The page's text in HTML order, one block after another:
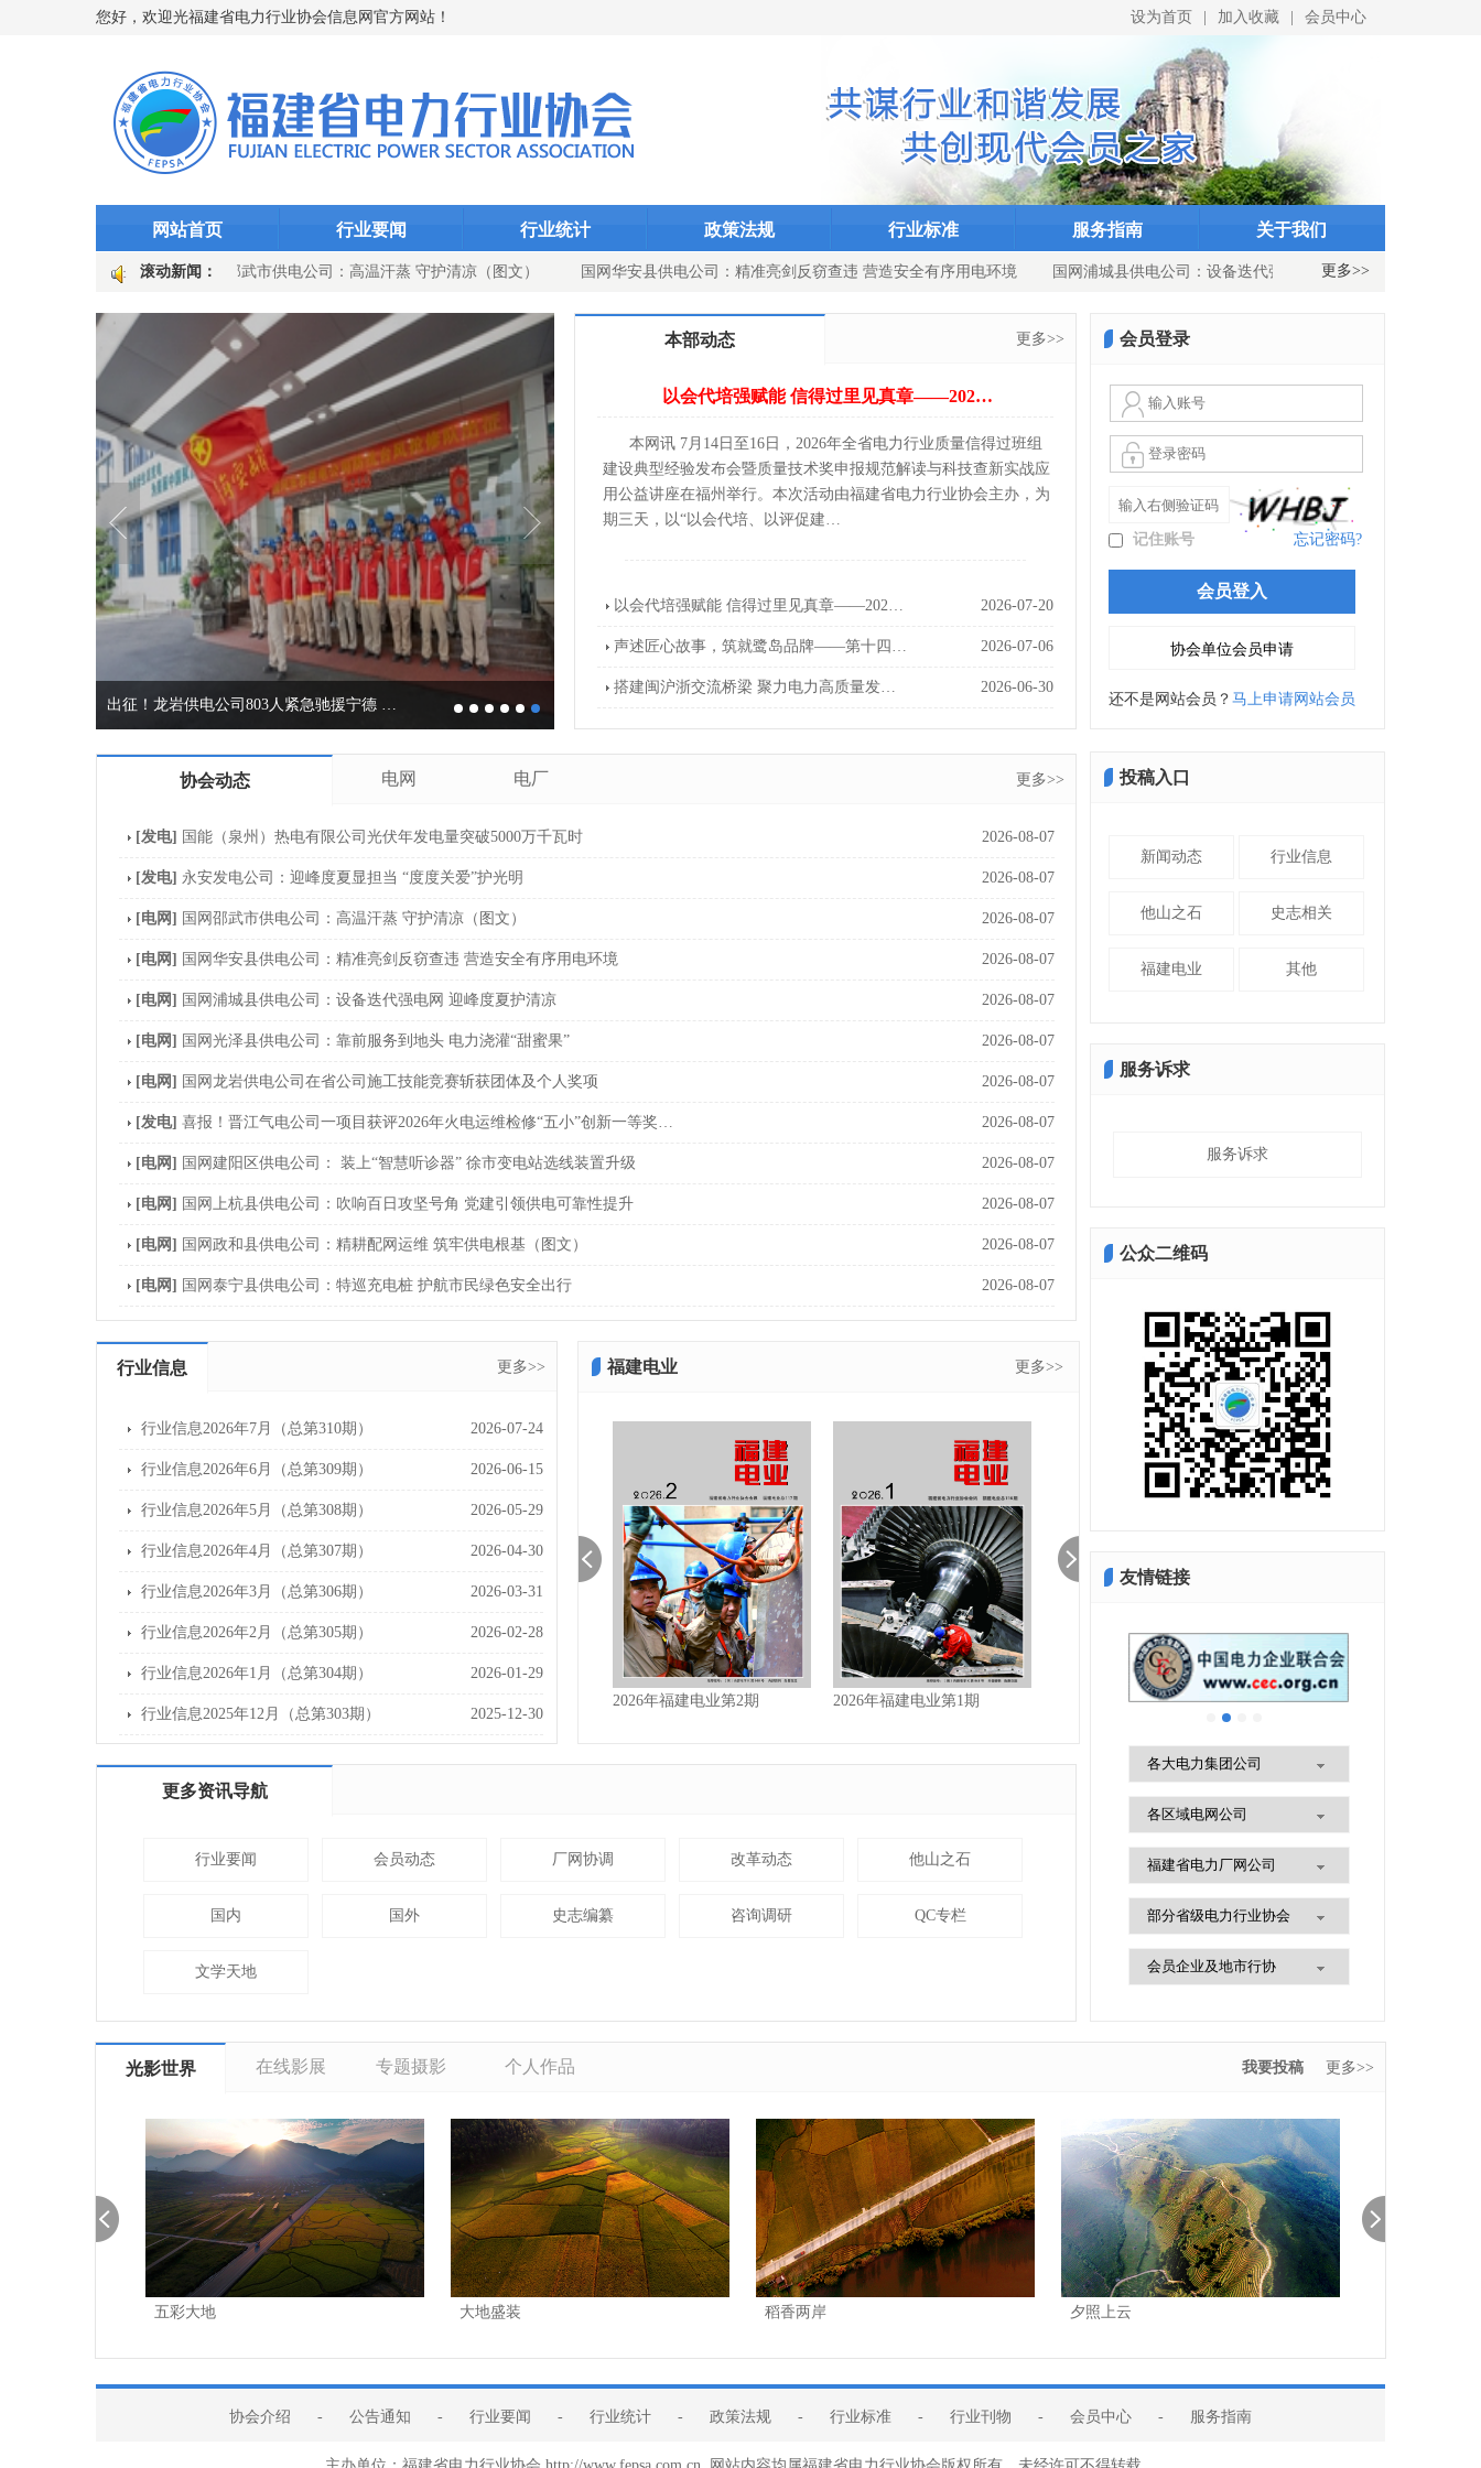
您好，欢迎光福建省电力行业协会信息网官方网站！ 设为首页 加入收藏 会员中心
Dcms_indexID}
Dcms_indexID}
Dcms_indexID}
2
网站首页 行业要闻 行业统计 政策法规 行业标准 服务指南 关于我们
更多>>
滚动新闻：
国网邵武市供电公司：高温汗蒸 守护清凉（图文） 国网华安县供电公司：精准亮剑反窃查违 营造安全有序用电环境 国网浦城县供电公司：设备迭代强电网 迎峰度夏护清凉
百日攻坚号角 党建引领供电可靠性提升
出征！龙岩供电公司803人紧急驰援宁德 …
本部动态 更多>>
以会代培强赋能 信得过里见真章——202…
本网讯 7月14日至16日，2026年全省电力行业质量信得过班组
建设典型经验发布会暨质量技术奖申报规范解读与科技查新实战应
用公益讲座在福州举行。本次活动由福建省电力行业协会主办，为
期三天，以“以会代培、以评促建…
2026-07-20
以会代培强赋能 信得过里见真章——202…
2026-07-06
声述匠心故事，筑就鹭岛品牌——第十四…
2026-06-30
搭建闽沪浙交流桥梁 聚力电力高质量发…
协会动态 电网 电厂 更多>>
2026-08-07
[发电] 国能（泉州）热电有限公司光伏年发电量突破5000万千瓦时
2026-08-07
[发电] 永安发电公司：迎峰度夏显担当 “度度关爱”护光明
2026-08-07
[电网] 国网邵武市供电公司：高温汗蒸 守护清凉（图文）
2026-08-07
[电网] 国网华安县供电公司：精准亮剑反窃查违 营造安全有序用电环境
2026-08-07
[电网] 国网浦城县供电公司：设备迭代强电网 迎峰度夏护清凉
2026-08-07
[电网] 国网光泽县供电公司：靠前服务到地头 电力浇灌“甜蜜果”
2026-08-07
[电网] 国网龙岩供电公司在省公司施工技能竞赛斩获团体及个人奖项
2026-08-07
[发电] 喜报！晋江气电公司一项目获评2026年火电运维检修“五小”创新一等奖…
2026-08-07
[电网] 国网建阳区供电公司： 装上“智慧听诊器” 徐市变电站选线装置升级
2026-08-07
[电网] 国网上杭县供电公司：吹响百日攻坚号角 党建引领供电可靠性提升
2026-08-07
[电网] 国网政和县供电公司：精耕配网运维 筑牢供电根基（图文）
2026-08-07
[电网] 国网泰宁县供电公司：特巡充电桩 护航市民绿色安全出行
行业信息 更多>>
2026-07-24
行业信息2026年7月（总第310期）
2026-06-15
行业信息2026年6月（总第309期）
2026-05-29
行业信息2026年5月（总第308期）
2026-04-30
行业信息2026年4月（总第307期）
2026-03-31
行业信息2026年3月（总第306期）
2026-02-28
行业信息2026年2月（总第305期）
2026-01-29
行业信息2026年1月（总第304期）
2025-12-30
行业信息2025年12月（总第303期）
更多>>
福建电业
2026年福建电业第2期 2026年福建电业第1期 2025年福建电业第4期 2025福建电业第3期
更多资讯导航
行业要闻 会员动态 厂网协调 改革动态 他山之石
国内 国外 史志编纂 咨询调研 QC专栏
文学天地
会员登录
记住账号 忘记密码?
还不是网站会员？ 马上申请网站会员
投稿入口
新闻动态 行业信息
他山之石 史志相关
福建电业 其他
服务诉求
服务诉求
公众二维码
友情链接
光影世界 在线影展 专题摄影 个人作品 我要投稿 更多>>
五彩大地 大地盛装 稻香两岸 夕照上云
协会介绍 - 公告通知 - 行业要闻 - 行业统计 - 政策法规 - 行业标准 - 行业刊物 - 会员中心 - 服务指南